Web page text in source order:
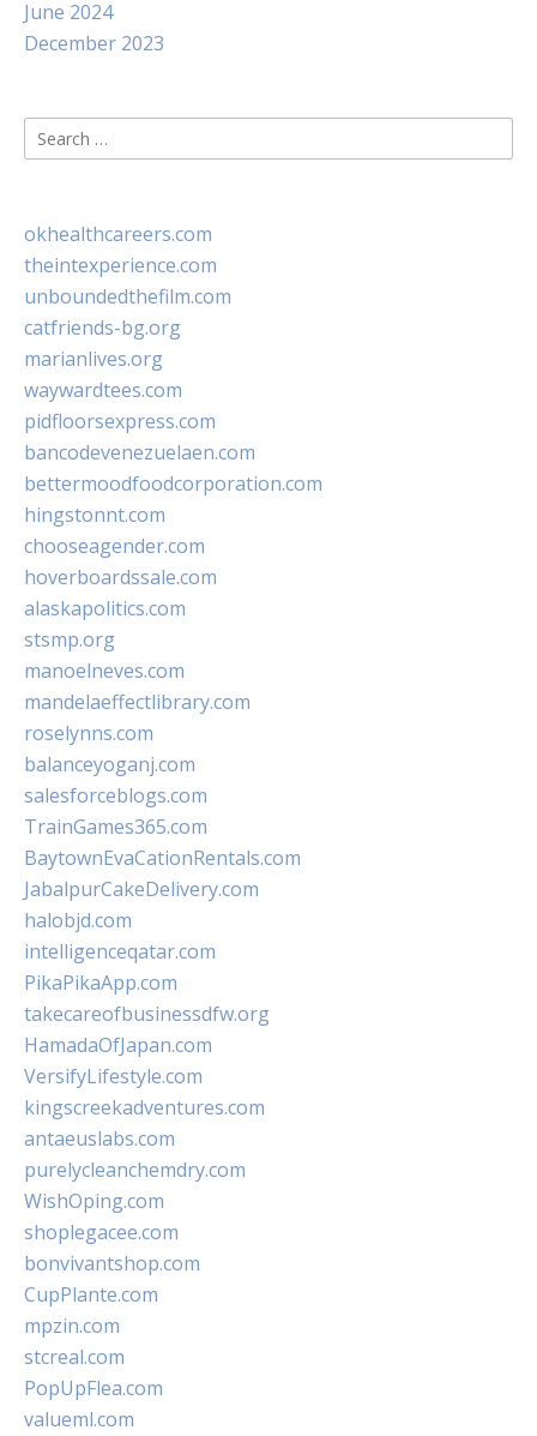
June 2024
December 2023
Search
for:
okhealthcareers.com
theintexperience.com
unboundedthefilm.com
catfriends-bg.org
marianlives.org
waywardtees.com
pidfloorsexpress.com
bancodevenezuelaen.com
bettermoodfoodcorporation.com
hingstonnt.com
chooseagender.com
hoverboardssale.com
alaskapolitics.com
stsmp.org
manoelneves.com
mandelaeffectlibrary.com
roselynns.com
balanceyoganj.com
salesforceblogs.com
TrainGames365.com
BaytownEvaCationRentals.com
JabalpurCakeDelivery.com
halobjd.com
intelligenceqatar.com
PikaPikaApp.com
takecareofbusinessdfw.org
HamadaOfJapan.com
VersifyLifestyle.com
kingscreekadventures.com
antaeuslabs.com
purelycleanchemdry.com
WishOping.com
shoplegacee.com
bonvivantshop.com
CupPlante.com
mpzin.com
stcreal.com
PopUpFlea.com
valueml.com